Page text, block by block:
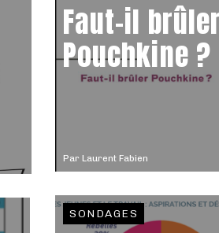
Par Laurent Fabien
Faut-il
Pouchkine ?
SONDAGES